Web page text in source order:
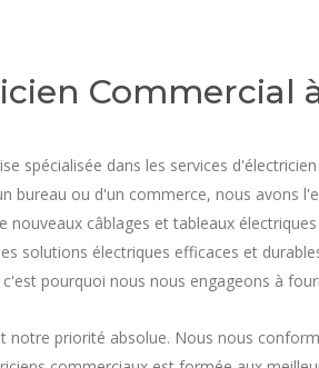
Commercial
spécialisée dans les services
bureau ou d'un commerce, nous avons
nouveaux câblages et tableaux
solutions électriques efficaces et
pourquoi nous nous engageons à
notre priorité absolue. Nous nous